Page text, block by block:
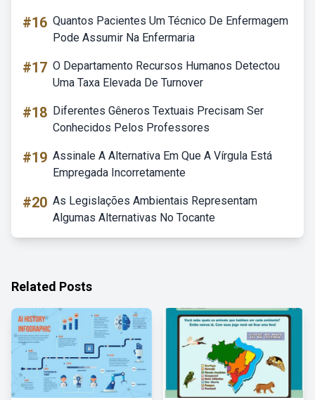
#16 Quantos Pacientes Um Técnico De Enfermagem
Pode Assumir Na Enfermaria
#17 O Departamento Recursos Humanos Detectou
Uma Taxa Elevada De Turnover
#18 Diferentes Gêneros Textuais Precisam Ser
Conhecidos Pelos Professores
#19 Assinale A Alternativa Em Que A Vírgula Está
Empregada Incorretamente
#20 As Legislações Ambientais Representam
Algumas Alternativas No Tocante
Related Posts